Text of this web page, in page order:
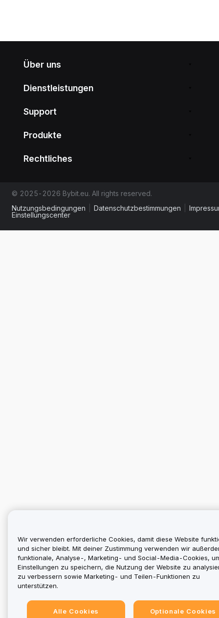
Über uns
Dienstleistungen
Support
Produkte
Rechtliches
© 2025-2026 Bybit.eu. All rights reserved.
Nutzungsbedingungen
Datenschutzbestimmungen
Einstellungscenter
Wir verwenden erforderliche Cookies, damit diese Website
und sicher bleibt. Mit deiner Zustimmung verwenden wir
funktionale, Analyse-, Marketing- und Social-Media-Cookies,
Einstellungen zu speichern, die Nutzung der Website zu
zu verbessern sowie Marketing- und Teilen-Funktionen zu
unterstützen.
Alle Cookies
Optionale Cookies